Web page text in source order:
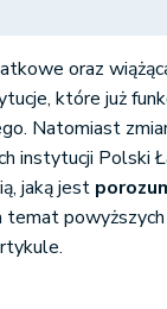
oraz
które już
Natomiast
instytucji Polski
jaką jest
temat